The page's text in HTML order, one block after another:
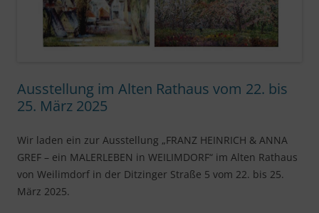
Ausstellung im Alten Rathaus vom 22. bis
25. März 2025
Wir laden ein zur Ausstellung „FRANZ HEINRICH & ANNA
GREF – ein MALERLEBEN in WEILIMDORF“ im Alten Rathaus
von Weilimdorf in der Ditzinger Straße 5 vom 22. bis 25.
März 2025.